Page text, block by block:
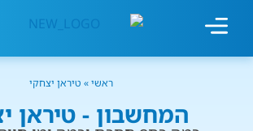
ראשי» טיראן יצחקי
המחשבון - טיראן